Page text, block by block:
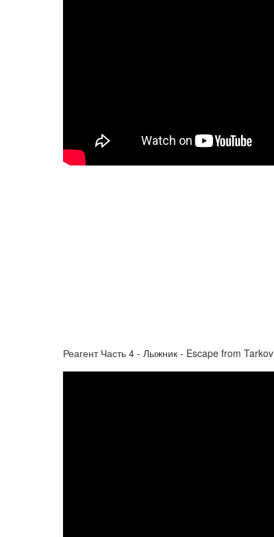
Реагент Часть 4 - Лыжник - Escape from Tarkov